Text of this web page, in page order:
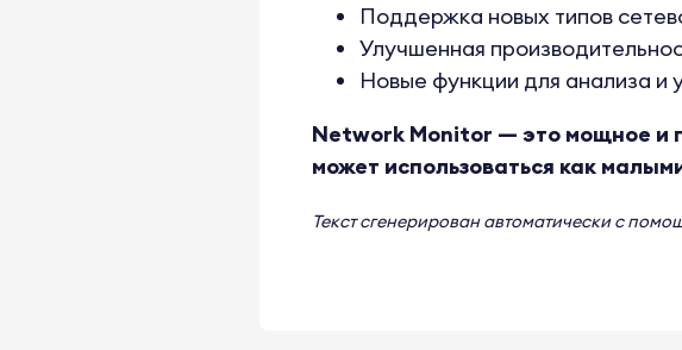
Поддержка новых типов
Улучшенная
Новые функции для анализа и
Network Monitor — это мощное и
может использоваться как
Текст сгенерирован автоматически с